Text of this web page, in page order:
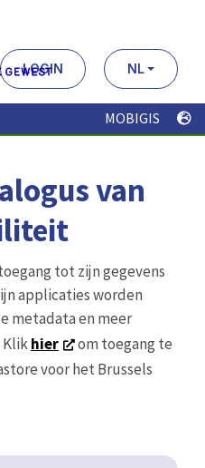
LOGIN NL
MOBIGIS
van
tot zijn gegevens
applicaties worden
metadata en meer
Klikhier
om toegang te
voor het Brussels